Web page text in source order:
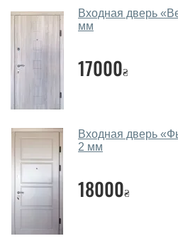
Какие двери
Наши рекомендации зависят
Подбор входных дверей
каждого посетителя.
Да, делаем. Наши
замер и консультацию на
имеет с собой каталоги
замера и консультации Вы
Входная дверь
мм
17000₴
Входная дверь
2 мм
18000₴